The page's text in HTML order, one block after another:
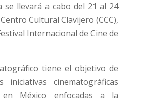
se llevará a cabo del 21 al 24
Cultural Clavijero (CCC),
Internacional de Cine de
tiene el objetivo de
cinematográficas
en México enfocadas a la